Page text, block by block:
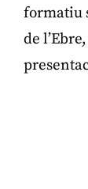
formatiu
de